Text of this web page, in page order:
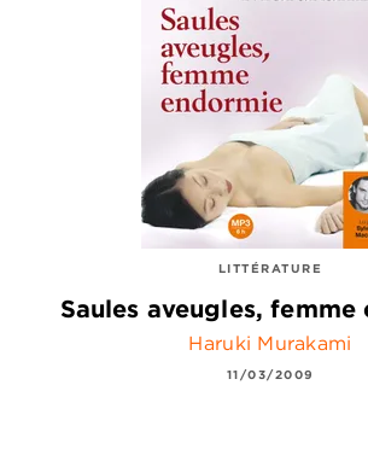
LITTÉRATURE
Saules aveugles, femme
Haruki Murakami
11/03/2009